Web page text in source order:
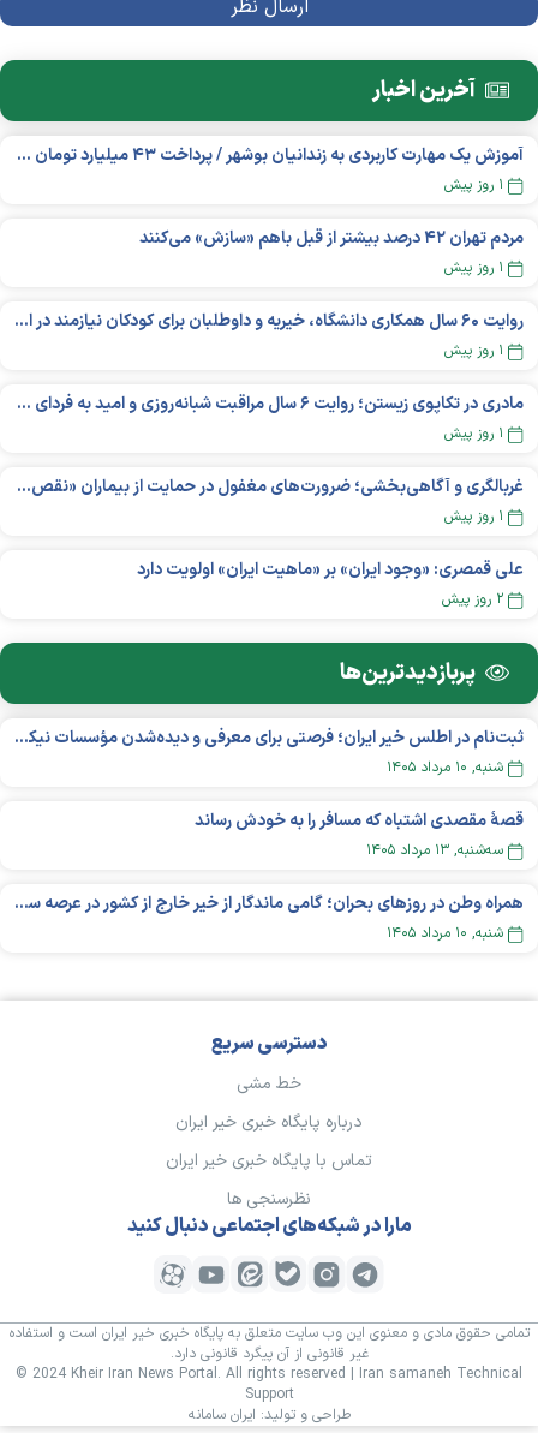
آخرین اخبار
آموزش یک مهارت کاربردی به زندانیان بوشهر / پرداخت ۴۳ میلیارد تومان تسهیلات خوداشتغالی
۱ روز پیش
مردم تهران ۴۲ درصد بیشتر از قبل باهم «سازش» می‌کنند
۱ روز پیش
روایت ۶۰ سال همکاری دانشگاه، خیریه و داوطلبان برای کودکان نیازمند در استرالیا
۱ روز پیش
مادری در تکاپوی زیستن؛ روایت ۶ سال مراقبت شبانه‌روزی و امید به فردای «نورا»
۱ روز پیش
غربالگری و آگاهی‌بخشی؛ ضرورت‌های مغفول در حمایت از بیماران «نقص ایمنی اولیه»
۱ روز پیش
علی قمصری: «وجود ایران» بر «ماهیت ایران» اولویت دارد
۲ روز پیش
پربازدید‌ترین‌ها
ثبت‌نام در اطلس خیر ایران؛ فرصتی برای معرفی و دیده‌شدن مؤسسات نیکوکاری
شنبه, ۱۰ مرداد ۱۴۰۵
قصهٔ مقصدی اشتباه که مسافر را به خودش رساند
سه‌شنبه, ۱۳ مرداد ۱۴۰۵
همراه وطن در روزهای بحران؛ گامی ماندگار از خیر خارج از کشور در عرصه سلامت
شنبه, ۱۰ مرداد ۱۴۰۵
دسترسی سریع
خط مشی
درباره پایگاه خبری خیر ایران
تماس با پایگاه خبری خیر ایران
نظرسنجی ها
مارا در شبکه‌های اجتماعی دنبال کنید
تمامی حقوق مادی و معنوی این وب سایت متعلق به پایگاه خبری خیر ایران است و استفاده
غیر قانونی از آن پیگرد قانونی دارد.
© 2024 Kheir Iran News Portal. All rights reserved | Iran samaneh Technical
Support
طراحی و تولید: ایران سامانه